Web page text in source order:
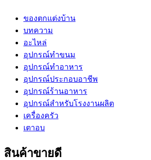
ของตกแต่งบ้าน
บทความ
อะไหล่
อุปกรณ์ทำขนม
อุปกรณ์ทำอาหาร
อุปกรณ์ประกอบอาชีพ
อุปกรณ์ร้านอาหาร
อุปกรณ์สำหรับโรงงานผลิต
เครื่องครัว
เตาอบ
สินค้าขายดี